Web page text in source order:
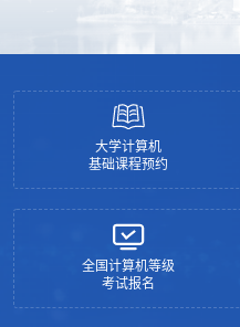
大学计算机
基础课程预约
全国计算机等级
考试报名